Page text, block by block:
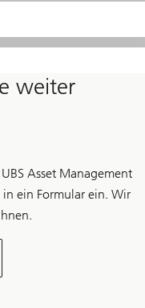
weiter
Asset Management
ein Formular ein. Wir